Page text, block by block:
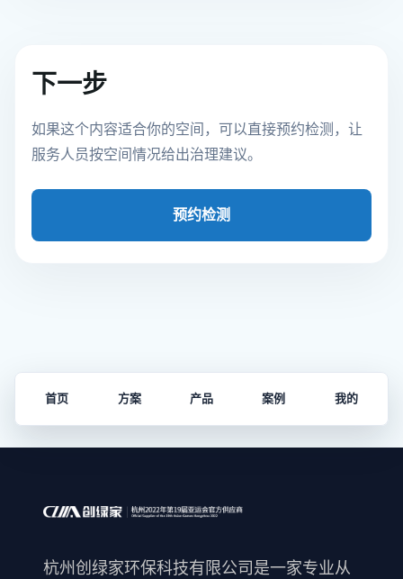
下一步
如果这个内容适合你的空间，可以直接预约检测，让
服务人员按空间情况给出治理建议。
预约检测
首页 方案 产品 案例 我的
杭州创绿家环保科技有限公司是一家专业从